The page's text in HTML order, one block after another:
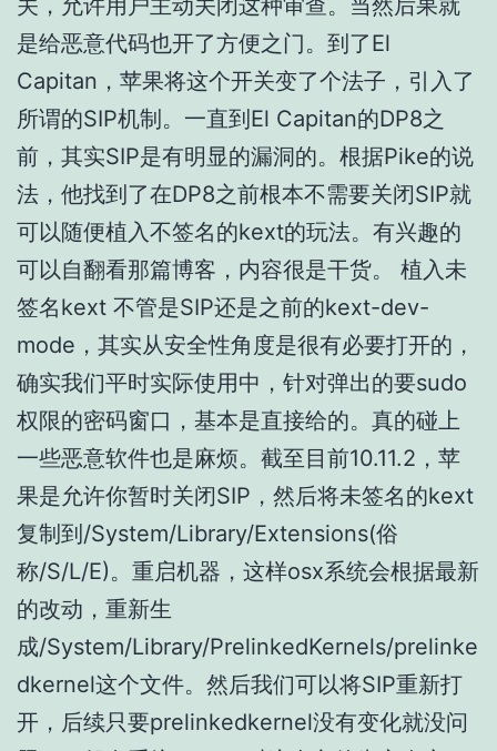
是给恶意代码也开了方便之门。到了El
Capitan，苹果将这个开关变了个法子，引入了
所谓的SIP机制。一直到El Capitan的DP8之
前，其实SIP是有明显的漏洞的。根据Pike的说
法，他找到了在DP8之前根本不需要关闭SIP就
可以随便植入不签名的kext的玩法。有兴趣的
可以自翻看那篇博客，内容很是干货。 植入未
签名kext 不管是SIP还是之前的kext-dev-
mode，其实从安全性角度是很有必要打开的，
确实我们平时实际使用中，针对弹出的要sudo
权限的密码窗口，基本是直接给的。真的碰上
一些恶意软件也是麻烦。截至目前10.11.2，苹
果是允许你暂时关闭SIP，然后将未签名的kext
复制到/System/Library/Extensions(俗
称/S/L/E)。重启机器，这样osx系统会根据最新
的改动，重新生
成/System/Library/PrelinkedKernels/prelinke
dkernel这个文件。然后我们可以将SIP重新打
开，后续只要prelinkedkernel没有变化就没问